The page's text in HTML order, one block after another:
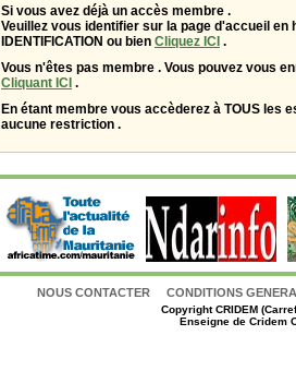
Si vous avez déjà un accès membre .
Veuillez vous identifier sur la page d'accueil en
IDENTIFICATION ou bien Cliquez ICI .
Vous n'êtes pas membre . Vous pouvez vous
Cliquant ICI .
En étant membre vous accèderez à TOUS les
aucune restriction .
NOUS CONTACTER CONDITIONS
CopyrightCRIDEM
Enseigne de Cridem